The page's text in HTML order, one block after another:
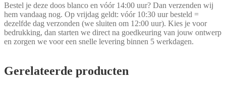
Bestel je deze doos blanco en vóór 14:00 uur? Dan verzenden wij
hem vandaag nog. Op vrijdag geldt: vóór 10:30 uur besteld =
dezelfde dag verzonden (we sluiten om 12:00 uur). Kies je voor
bedrukking, dan starten we direct na goedkeuring van jouw ontwerp
en zorgen we voor een snelle levering binnen 5 werkdagen.
Gerelateerde producten